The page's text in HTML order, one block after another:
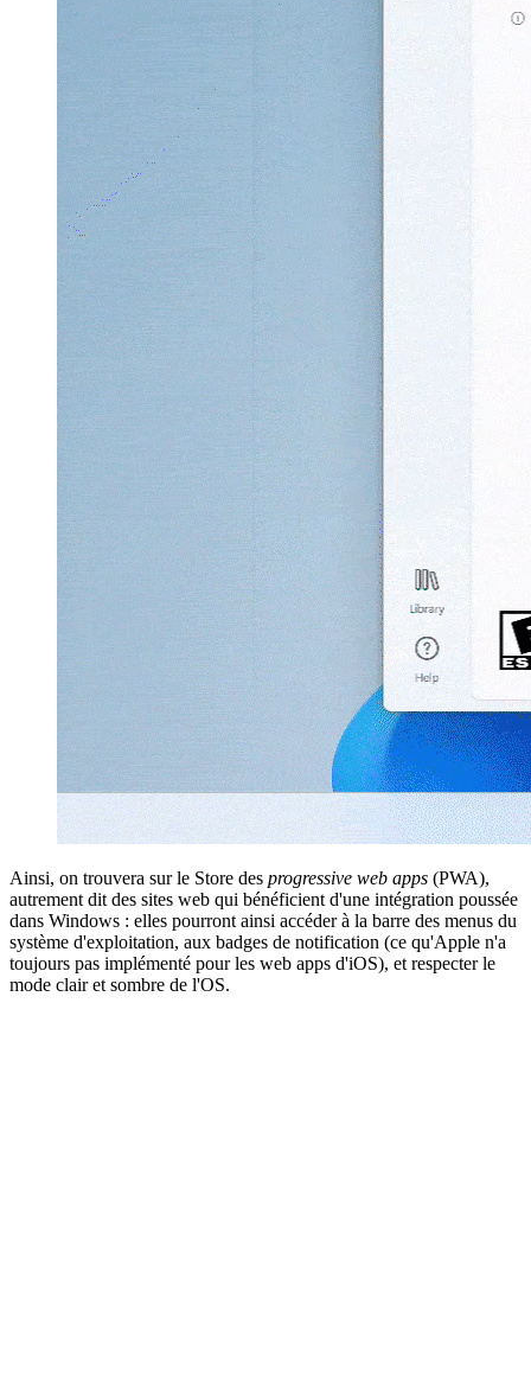
Ainsi, on trouvera sur le Store des progressive web apps (PWA),
autrement dit des sites web qui bénéficient d'une intégration poussée
dans Windows : elles pourront ainsi accéder à la barre des menus du
système d'exploitation, aux badges de notification (ce qu'Apple n'a
toujours pas implémenté pour les web apps d'iOS), et respecter le
mode clair et sombre de l'OS.